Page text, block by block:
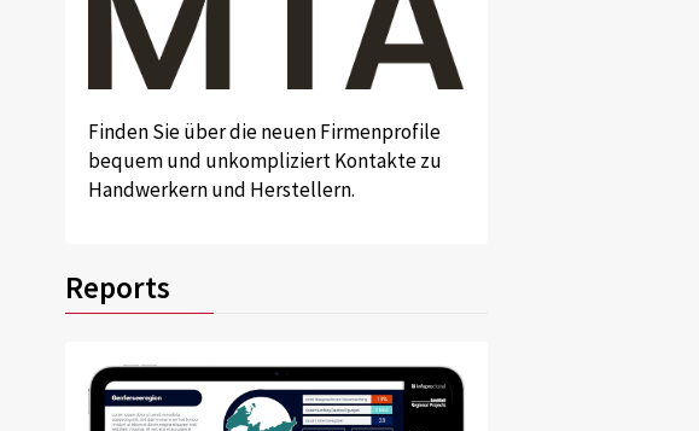
Finden Sie über die neuen Firmenprofile
bequem und unkompliziert Kontakte zu
Handwerkern und Herstellern.
Reports